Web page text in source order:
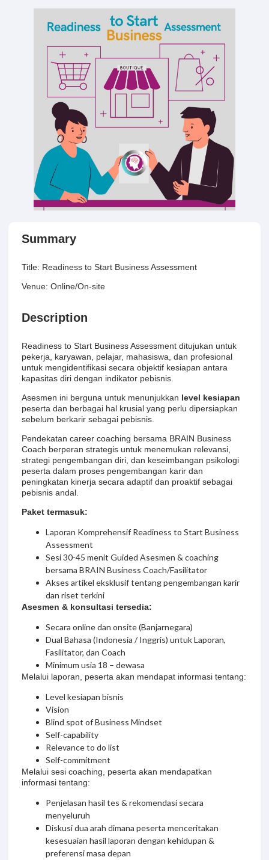
Summary
Title: Readiness to Start Business Assessment
Venue: Online/On-site
Description
Readiness to Start Business Assessment ditujukan untuk
pekerja, karyawan, pelajar, mahasiswa, dan profesional
untuk mengidentifikasi secara objektif kesiapan antara
kapasitas diri dengan indikator pebisnis.
Asesmen ini berguna untuk menunjukkan level kesiapan
peserta dan berbagai hal krusial yang perlu dipersiapkan
sebelum berkarir sebagai pebisnis.
Pendekatan career coaching bersama BRAIN Business
Coach berperan strategis untuk menemukan relevansi,
strategi pengembangan diri, dan keseimbangan psikologi
peserta dalam proses pengembangan karir dan
peningkatan kinerja secara adaptif dan proaktif sebagai
pebisnis andal.
Paket termasuk:
Laporan Komprehensif Readiness to Start Business
Assessment
Sesi 30-45 menit Guided Asesmen & coaching
bersama BRAIN Business Coach/Fasilitator
Akses artikel eksklusif tentang pengembangan karir
dan riset terkini
Asesmen & konsultasi tersedia:
Secara online dan onsite (Banjarnegara)
Dual Bahasa (Indonesia / Inggris) untuk Laporan,
Fasilitator, dan Coach
Minimum usia 18 – dewasa
Melalui laporan, peserta akan mendapat informasi tentang:
Level kesiapan bisnis
Vision
Blind spot of Business Mindset
Self-capability
Relevance to do list
Self-commitment
Melalui sesi coaching, peserta akan mendapatkan
informasi tentang:
Penjelasan hasil tes & rekomendasi secara
menyeluruh
Diskusi dua arah dimana peserta menceritakan
kesesuaian hasil laporan dengan kehidupan &
preferensi masa depan